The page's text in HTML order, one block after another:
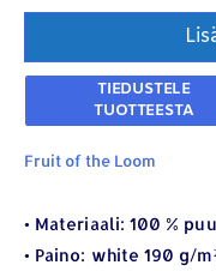
Fruit of the Loom
• Materiaali: 100 %
• Paino: white 190 g/
YHTEYSTIEDOT
Osoite: Hikivuorenkatu